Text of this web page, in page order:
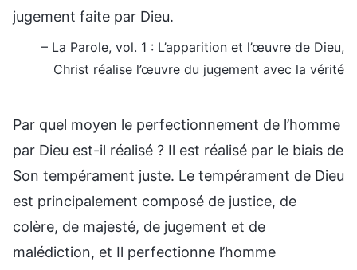
jugement faite par Dieu.
– La Parole, vol. 1 : L’apparition et l’œuvre de Dieu,
Christ réalise l’œuvre du jugement avec la vérité
Par quel moyen le perfectionnement de l’homme
par Dieu est-il réalisé ? Il est réalisé par le biais de
Son tempérament juste. Le tempérament de Dieu
est principalement composé de justice, de
colère, de majesté, de jugement et de
malédiction, et Il perfectionne l’homme